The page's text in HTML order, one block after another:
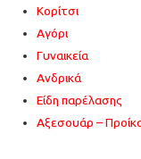
Κορίτσι
Αγόρι
Γυναικεία
Ανδρικά
Είδη παρέλασης
Αξεσουάρ –